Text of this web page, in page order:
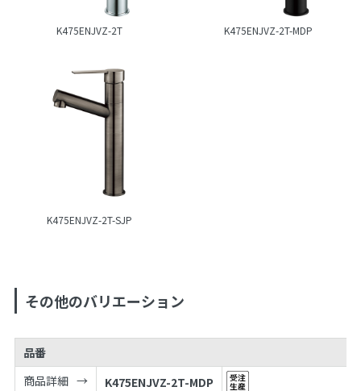
K475ENJVZ-2T K475ENJVZ-2T-MDP
K475ENJVZ-2T-SJP
その他のバリエーション
品番
商品詳細
K475ENJVZ-2T-MDP